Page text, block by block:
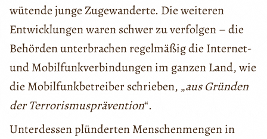
wütende junge Zugewanderte. Die weiteren
Entwicklungen waren schwer zu verfolgen – die
Behörden unterbrachen regelmäßig die Internet-
und Mobilfunkverbindungen im ganzen Land, wie
die Mobilfunkbetreiber schrieben, „aus Gründen
der Terrorismusprävention“.
Unterdessen plünderten Menschenmengen in